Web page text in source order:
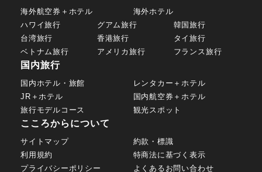
海外航空券＋ホテル
海外ホテル
ハワイ旅行
グアム旅行
韓国旅行
台湾旅行
香港旅行
タイ旅行
ベトナム旅行
アメリカ旅行 フランス旅行
国内旅行
国内ホテル・旅館
レンタカー＋ホテル
JR＋ホテル
国内航空券＋ホテル
旅行モデルコース
観光スポット
こころからについて
サイトマップ
約款・標識
利用規約
特商法に基づく表示
プライバシーポリシー
よくあるお問い合わせ